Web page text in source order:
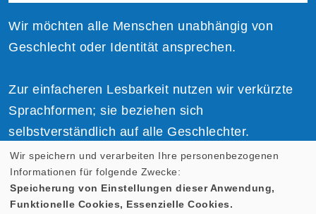
Wir möchten alle Menschen unabhängig von
Geschlecht oder Identität ansprechen.
Zur einfacheren Lesbarkeit nutzen wir verkürzte
Sprachformen; sie beziehen sich
selbstverständlich auf alle Geschlechter.
Cookie Einstellungen
Wir speichern und verarbeiten Ihre personenbezogenen
Informationen für folgende Zwecke:
Speicherung von Einstellungen dieser Anwendung,
Funktionelle Cookies, Essenzielle Cookies.